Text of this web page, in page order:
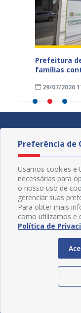
Prefeitura
famílias
29/07/2026
Preferência de
Usamos cookies e
necessárias para
o nosso uso de
gerenciar suas
Para obter mais
como utilizamos e
Política de